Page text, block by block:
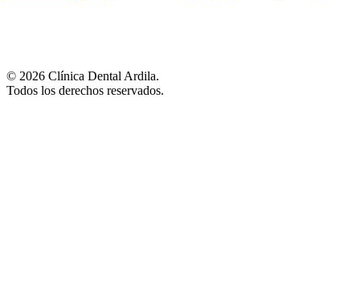
© 2026 Clínica Dental Ardila.
Todos los derechos reservados.